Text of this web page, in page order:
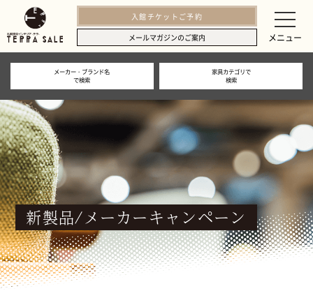
入館チケットご予約
メールマガジンのご案内
メーカー・ブランド名
で検索
家具カテゴリで
検索
新製品/メーカーキャンペーン
メニュー